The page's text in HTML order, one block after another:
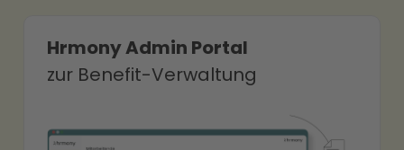
Hrmony Admin Portal
zur Benefit-Verwaltung